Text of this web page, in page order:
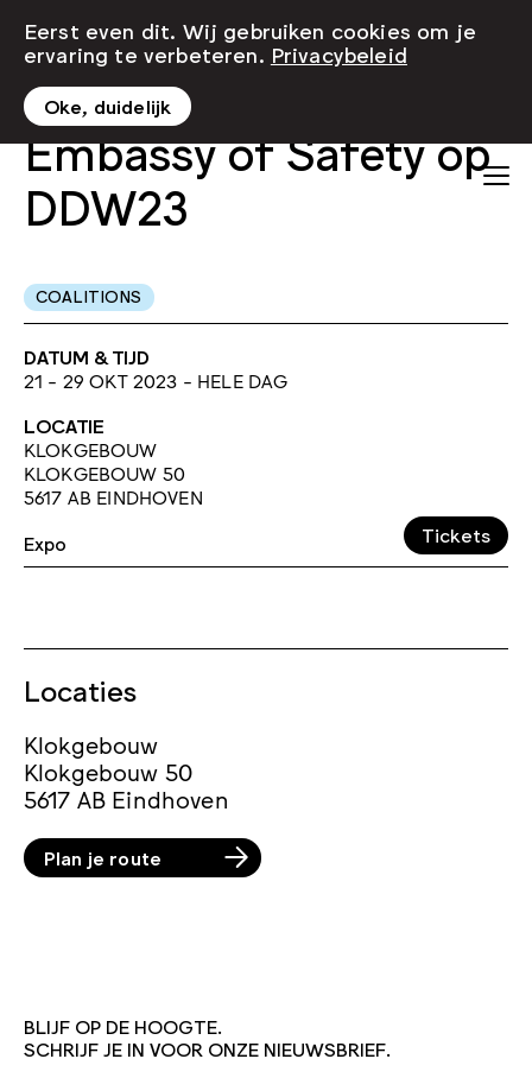
Embassy of Safety op
DDW23
COALITIONS
DATUM & TIJD
21 - 29 OKT 2023 - HELE DAG
LOCATIE
KLOKGEBOUW
KLOKGEBOUW 50
5617 AB EINDHOVEN
Expo
Tickets
Locaties
Klokgebouw
Klokgebouw 50
5617 AB Eindhoven
Plan je route
Eerst even dit. Wij gebruiken cookies om je
ervaring te verbeteren. Privacybeleid
Oke, duidelijk
BLIJF OP DE HOOGTE.
SCHRIJF JE IN VOOR ONZE NIEUWSBRIEF.